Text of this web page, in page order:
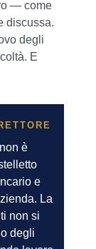
— come
discussa.
degli
E
è
e
La
non si
degli